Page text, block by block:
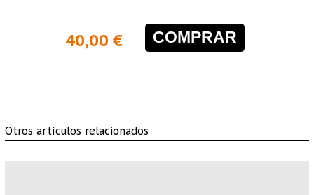
40,00 € COMPRAR
Otros artículos relacionados